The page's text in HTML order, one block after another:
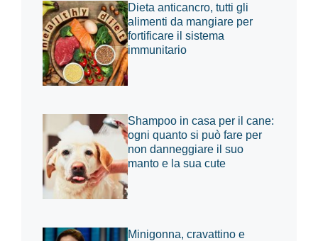
Dieta anticancro, tutti gli
alimenti da mangiare per
fortificare il sistema
immunitario
Shampoo in casa per il cane:
ogni quanto si può fare per
non danneggiare il suo
manto e la sua cute
Minigonna, cravattino e